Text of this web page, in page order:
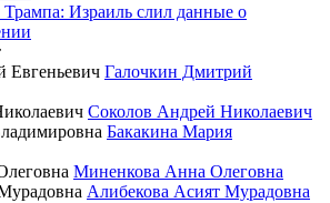
Израиль слил данные о
Галочкин Дмитрий
Соколов Андрей Николаевич
Бакакина Мария
Миненкова Анна Олеговна
Алибекова Асият Мурадовна